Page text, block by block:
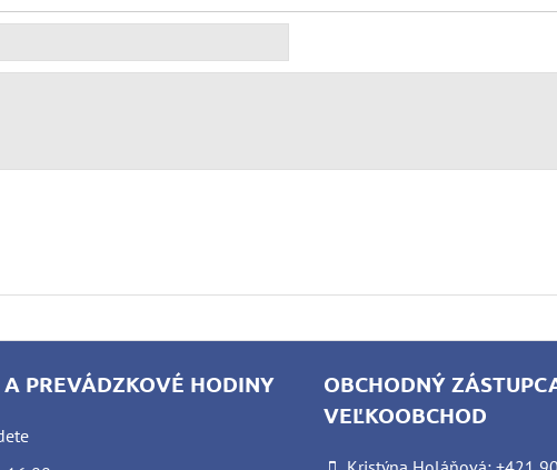
PREVÁDZKOVÉ HODINY
OBCHODNÝ
VEĽKOOBCHOD